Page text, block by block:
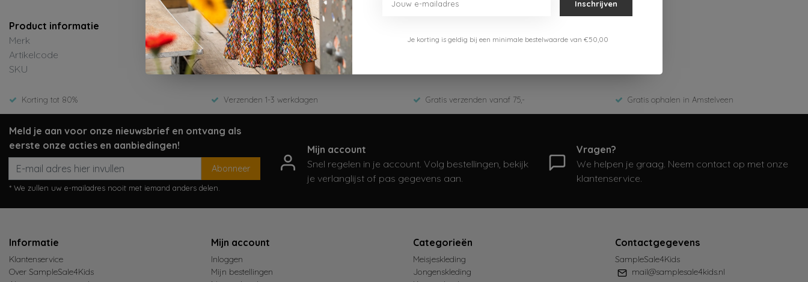
Product informatie
Merk
B.Nosy
Artikelcode
Y508-5713-959-Mysterious AO
SKU
ED-Winter 2025
Korting tot 80% Verzenden 1-3 werkdagen Gratis verzenden vanaf 75,- Gratis ophalen in Amstelveen
Meld je aan voor onze nieuwsbrief en ontvang als
eerste onze acties en aanbiedingen!
Abonneer
* We zullen uw e-mailadres nooit met iemand anders delen.
Mijn account
Snel regelen in je account. Volg bestellingen, bekijk
je verlanglijst of pas gegevens aan.
Vragen?
We helpen je graag. Neem contact op met onze
klantenservice.
Informatie
Klantenservice
Over SampleSale4Kids
Mijn account
Inloggen
Mijn bestellingen
Categorieën
Meisjeskleding
Jongenskleding
Contactgegevens
SampleSale4Kids
mail@samplesale4kids.nl
Inschrijven
Je korting is geldig bij een minimale bestelwaarde van €50,00